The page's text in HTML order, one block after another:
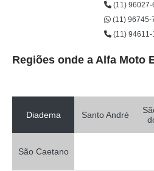
(11) 96027-
(11) 96745-
(11) 94611-
Regiões onde a Alfa Moto
Diadema Santo André
São Caetano